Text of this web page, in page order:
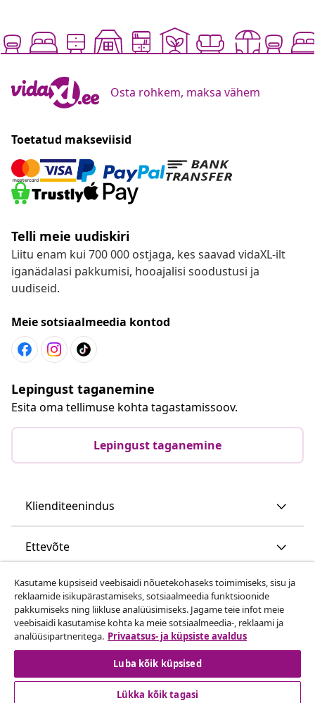
Osta rohkem, maksa vähem
Toetatud makseviisid
Telli meie uudiskiri
Liitu enam kui 700 000 ostjaga, kes saavad vidaXL-ilt
iganädalasi pakkumisi, hooajalisi soodustusi ja
uudiseid.
Meie sotsiaalmeedia kontod
Lepingust taganemine
Esita oma tellimuse kohta tagastamissoov.
Lepingust taganemine
Klienditeenindus
Ettevõte
vidaXL
Vaata rohkem
Kasutame küpsiseid veebisaidi nõuetekohaseks toimimiseks, sisu ja
reklaamide isikupärastamiseks, sotsiaalmeedia funktsioonide
pakkumiseks ning liikluse analüüsimiseks. Jagame teie infot meie
veebisaidi kasutamise kohta ka meie sotsiaalmeedia-, reklaami ja
analüüsipartneritega. Privaatsus- ja küpsiste avaldus
Luba kõik küpsised
Lükka kõik tagasi